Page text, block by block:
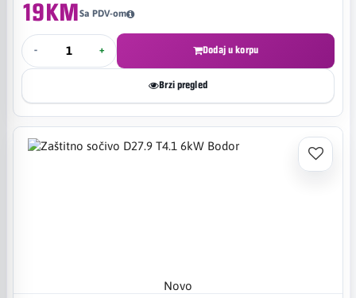
19KMSa PDV-om
- + Dodaj u korpu
Brzi pregled
Novo